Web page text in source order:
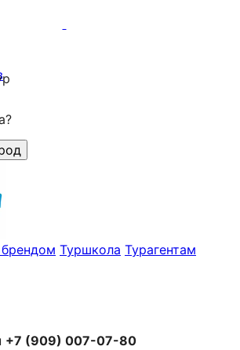
Туршкола Турагентам
+7 (909) 007-07-80